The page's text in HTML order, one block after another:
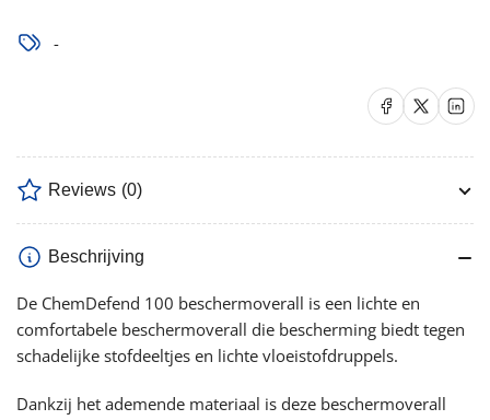
-
Delen op Facebook
Delen op X Delen
Reviews (0)
Beschrijving
De ChemDefend 100 beschermoverall is een lichte en
comfortabele beschermoverall die bescherming biedt tegen
schadelijke stofdeeltjes en lichte vloeistofdruppels.
Dankzij het ademende materiaal is deze beschermoverall